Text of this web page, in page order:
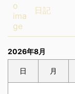
日記
2026年8月
日 月